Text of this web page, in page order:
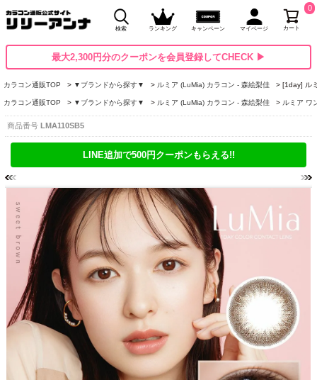
検索 ランキング キャンペーン マイページ カート
0
最大2,300円分のクーポンを会員登録してCHECK ▶
カラコン通販TOP ▼ブランドから探す▼ ルミア (LuMia) カラコン - 森絵梨佳 [1day] ル
カラコン通販TOP ▼ブランドから探す▼ ルミア (LuMia) カラコン - 森絵梨佳 ルミア ワ
商品番号 LMA110SB5
LINE追加で500円クーポンもらえる!!